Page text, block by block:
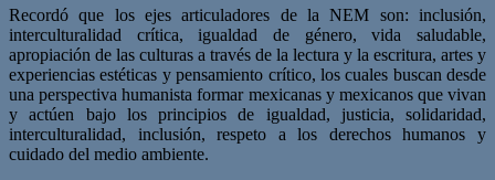
Recordó que los ejes articuladores de la NEM son: inclusión,
interculturalidad crítica, igualdad de género, vida saludable,
apropiación de las culturas a través de la lectura y la escritura, artes y
experiencias estéticas y pensamiento crítico, los cuales buscan desde
una perspectiva humanista formar mexicanas y mexicanos que vivan
y actúen bajo los principios de igualdad, justicia, solidaridad,
interculturalidad, inclusión, respeto a los derechos humanos y
cuidado del medio ambiente.